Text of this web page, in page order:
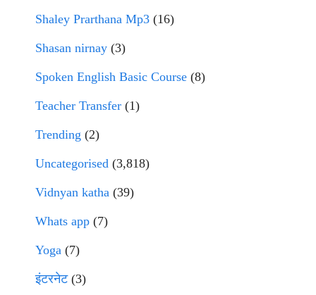
Shaley Prarthana Mp3 (16)
Shasan nirnay (3)
Spoken English Basic Course (8)
Teacher Transfer (1)
Trending (2)
Uncategorised (3,818)
Vidnyan katha (39)
Whats app (7)
Yoga (7)
इंटरनेट(3)